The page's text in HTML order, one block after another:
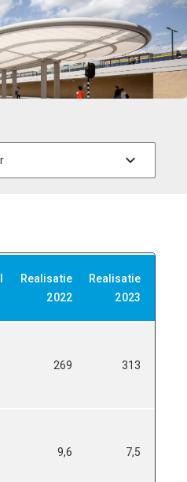
Realisatie
2022
Realisatie
2023
269 313
9,6 7,5